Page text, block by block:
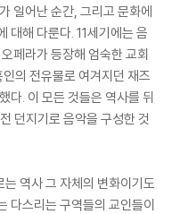
일어난 순간, 그리고 문화에
대해 다룬다. 11세기에는 음
페라가 등장해 엄숙한 교회
의 전유물로 여겨지던 재즈
다. 이 모든 것들은 역사를 뒤
던지기로 음악을 구성한 것
역사 그 자체의 변화이기도
다스리는 구역들의 교인들이